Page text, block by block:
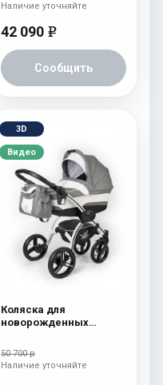
42 090 e
Сообщить
Наличие уточняйте
3D
Видео
Коляска для
новорожденных
White) Denim
50 700 р
Наличие уточняйте